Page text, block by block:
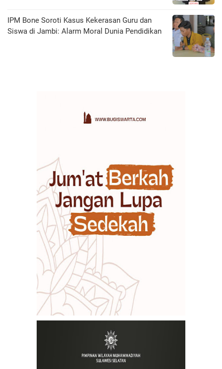
IPM Bone Soroti Kasus Kekerasan Guru dan
Siswa di Jambi: Alarm Moral Dunia Pendidikan